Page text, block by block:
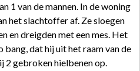
1 van de mannen. In de woning
het slachtoffer af. Ze sloegen
en dreigden met een mes. Het
dat hij uit het raam van de
2 gebroken hielbenen op.